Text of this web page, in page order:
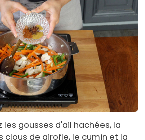
les gousses d'ail hachées, la
clous de girofle, le cumin et la